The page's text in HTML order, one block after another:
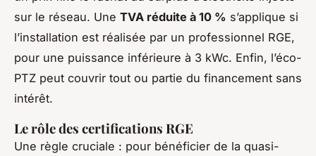
sur le réseau. Une TVA réduite à 10 % s’applique si
l’installation est réalisée par un professionnel RGE,
pour une puissance inférieure à 3 kWc. Enfin, l’éco-
PTZ peut couvrir tout ou partie du financement sans
intérêt.
Le rôle des certifications RGE
Une règle cruciale : pour bénéficier de la quasi-